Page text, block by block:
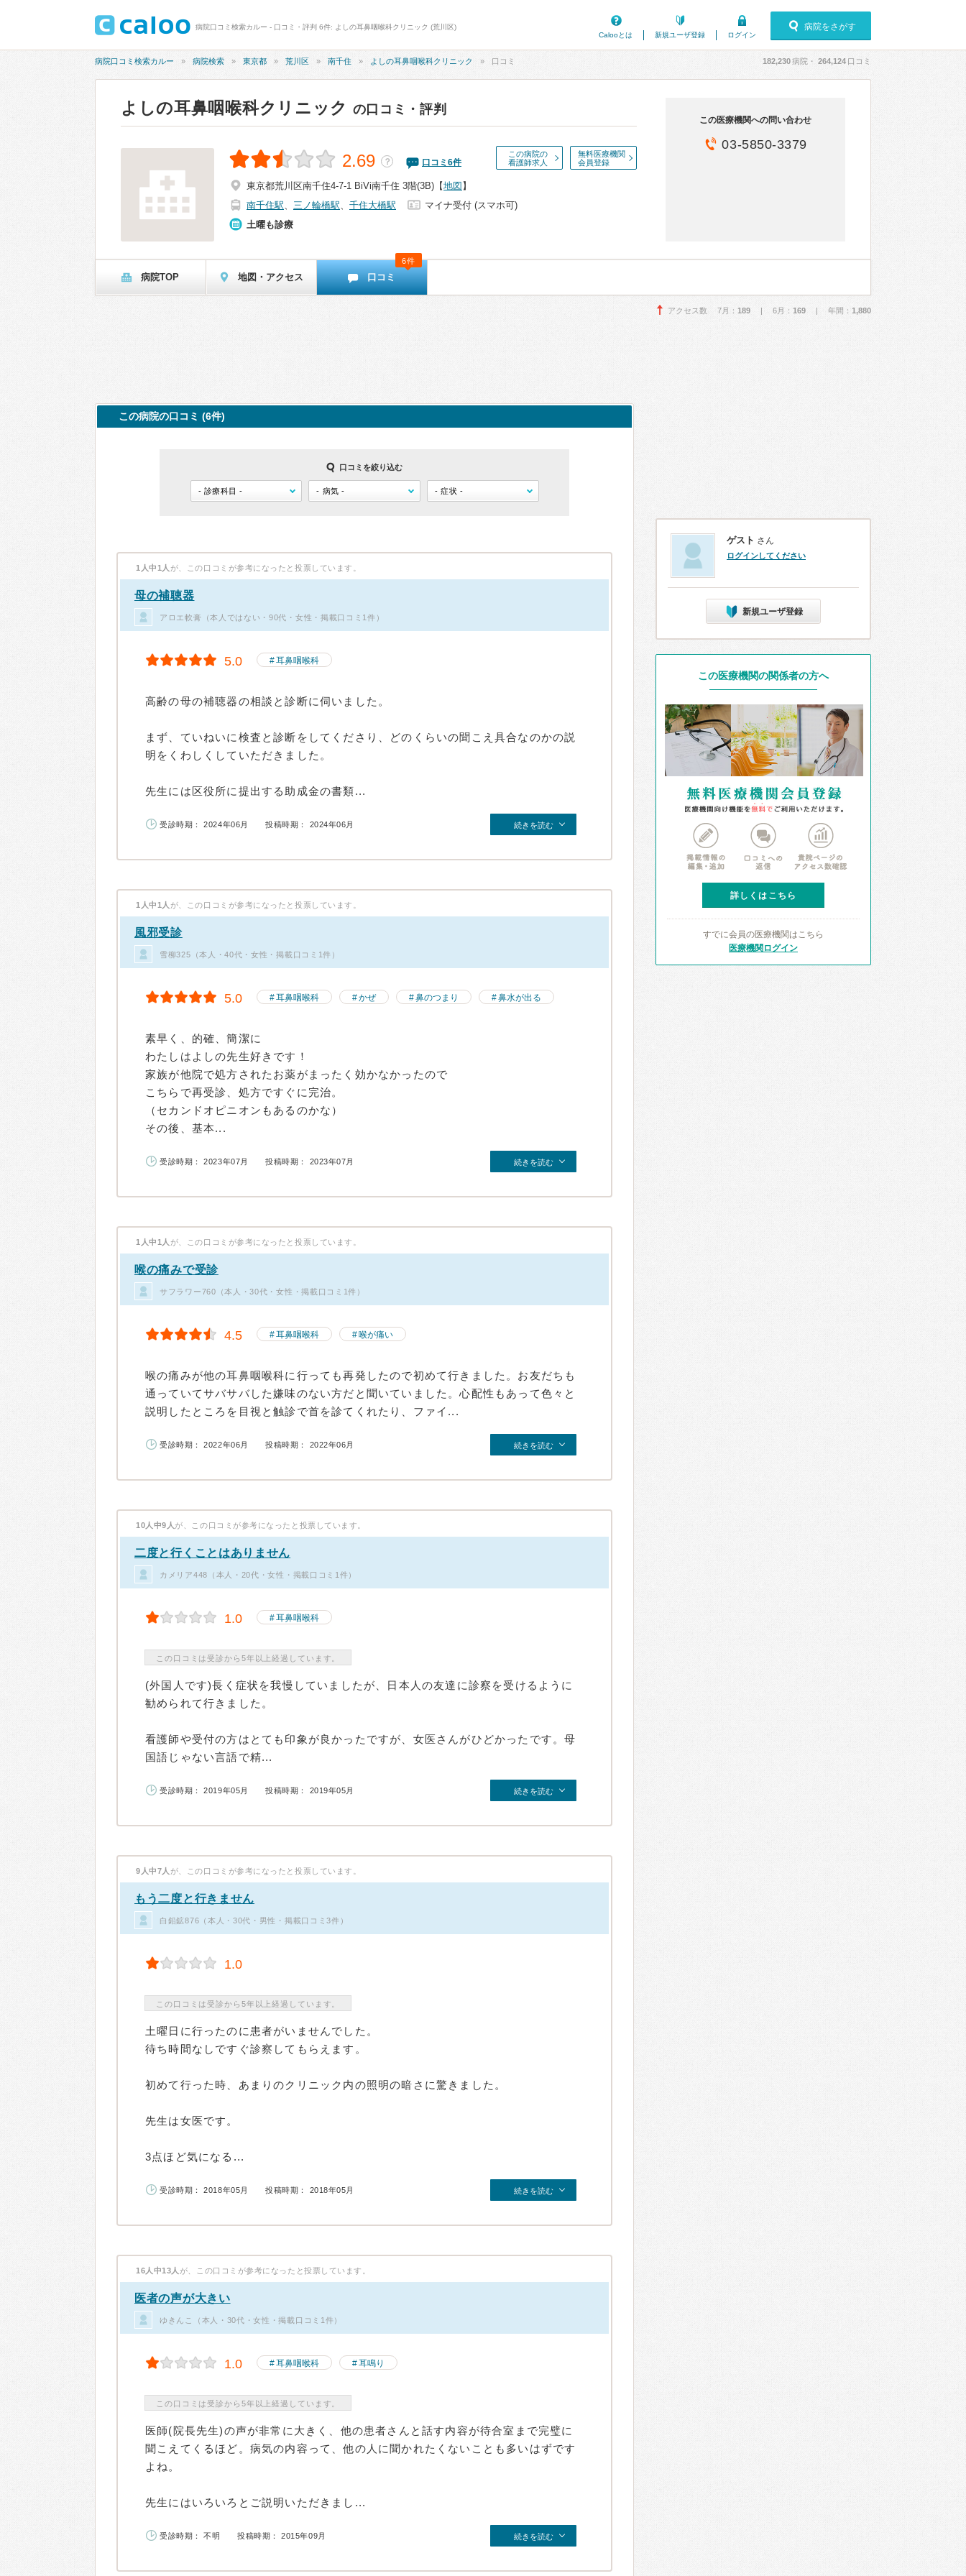
病院口コミ検索カルー - 口コミ・評判 6件: よしの耳鼻咽喉科クリニック (荒川区)
Calooとは
新規ユーザ登録 ログイン
病院をさがす
病院口コミ検索カルー 病院検索 東京都 荒川区 南千住 よしの耳鼻咽喉科クリニック 口コミ 182,230病院・ 264,124 口コミ
よしの耳鼻咽喉科クリニック の口コミ・評判
この病院の
看護師求人
無料医療機関
会員登録
2.69 ？ 口コミ 6件
東京都荒川区南千住4-7-1 BiVi南千住 3階(3B) 【地図 】
南千住駅、 三ノ輪橋駅、 千住大橋駅
マイナ受付 (スマホ可)
土曜も診療
この医療機関への問い合わせ
03-5850-3379
病院TOP 地図・アクセス 口コミ
6件
アクセス数 7月： 189 | 6月： 169 | 年間： 1,880
この病院の口コミ (6件)
口コミを絞り込む
1人中1人 が、この口コミが参考になったと投票しています。
母の補聴器
アロエ軟膏（本人ではない・90代・女性・掲載口コミ1件）
5.0 耳鼻咽喉科
高齢の母の補聴器の相談と診断に伺いました。
まず、ていねいに検査と診断をしてくださり、どのくらいの聞こえ具合なのかの説
明をくわしくしていただきました。
先生には区役所に提出する助成金の書類...
受診時期： 2024年06月 投稿時期： 2024年06月 続きを読む
1人中1人 が、この口コミが参考になったと投票しています。
風邪受診
雪柳325（本人・40代・女性・掲載口コミ1件）
5.0 耳鼻咽喉科 かぜ 鼻のつまり 鼻水が出る
素早く、的確、簡潔に
わたしはよしの先生好きです！
家族が他院で処方されたお薬がまったく効かなかったので
こちらで再受診、処方ですぐに完治。
（セカンドオピニオンもあるのかな）
その後、基本...
受診時期： 2023年07月 投稿時期： 2023年07月 続きを読む
1人中1人 が、この口コミが参考になったと投票しています。
喉の痛みで受診
サフラワー760（本人・30代・女性・掲載口コミ1件）
4.5 耳鼻咽喉科 喉が痛い
喉の痛みが他の耳鼻咽喉科に行っても再発したので初めて行きました。お友だちも
通っていてサバサバした嫌味のない方だと聞いていました。心配性もあって色々と
説明したところを目視と触診で首を診てくれたり、ファイ...
受診時期： 2022年06月 投稿時期： 2022年06月 続きを読む
10人中9人 が、この口コミが参考になったと投票しています。
二度と行くことはありません
カメリア448（本人・20代・女性・掲載口コミ1件）
1.0 耳鼻咽喉科
この口コミは受診から5年以上経過しています。
(外国人です)長く症状を我慢していましたが、日本人の友達に診察を受けるように
勧められて行きました。
看護師や受付の方はとても印象が良かったですが、女医さんがひどかったです。母
国語じゃない言語で精...
受診時期： 2019年05月 投稿時期： 2019年05月 続きを読む
9人中7人 が、この口コミが参考になったと投票しています。
もう二度と行きません
白鉛鉱876（本人・30代・男性・掲載口コミ3件）
1.0
この口コミは受診から5年以上経過しています。
土曜日に行ったのに患者がいませんでした。
待ち時間なしですぐ診察してもらえます。
初めて行った時、あまりのクリニック内の照明の暗さに驚きました。
先生は女医です。
3点ほど気になる...
受診時期： 2018年05月 投稿時期： 2018年05月 続きを読む
16人中13人 が、この口コミが参考になったと投票しています。
医者の声が大きい
ゆきんこ（本人・30代・女性・掲載口コミ1件）
1.0 耳鼻咽喉科 耳鳴り
この口コミは受診から5年以上経過しています。
医師(院長先生)の声が非常に大きく、他の患者さんと話す内容が待合室まで完璧に
聞こえてくるほど。病気の内容って、他の人に聞かれたくないことも多いはずです
よね。
先生にはいろいろとご説明いただきまし...
受診時期： 不明 投稿時期： 2015年09月 続きを読む
ゲスト さん
ログインしてください
新規ユーザ登録
この医療機関の関係者の方へ
詳しくはこちら
すでに会員の医療機関はこちら
医療機関ログイン